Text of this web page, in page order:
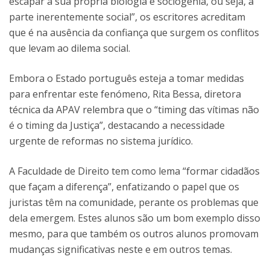
parte inerentemente social”, os escritores acreditam
que é na ausência da confiança que surgem os conflitos
que levam ao dilema social.
Embora o Estado português esteja a tomar medidas
para enfrentar este fenómeno, Rita Bessa, diretora
técnica da APAV relembra que o “timing das vítimas não
é o timing da Justiça”, destacando a necessidade
urgente de reformas no sistema jurídico.
A Faculdade de Direito tem como lema “formar cidadãos
que façam a diferença”, enfatizando o papel que os
juristas têm na comunidade, perante os problemas que
dela emergem. Estes alunos são um bom exemplo disso
mesmo, para que também os outros alunos promovam
mudanças significativas neste e em outros temas.